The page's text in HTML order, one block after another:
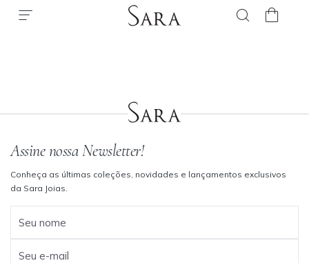
Assine nossa Newsletter!
Conheça as últimas coleções, novidades e lançamentos exclusivos
da Sara Joias.
Seu nome
Seu e-mail